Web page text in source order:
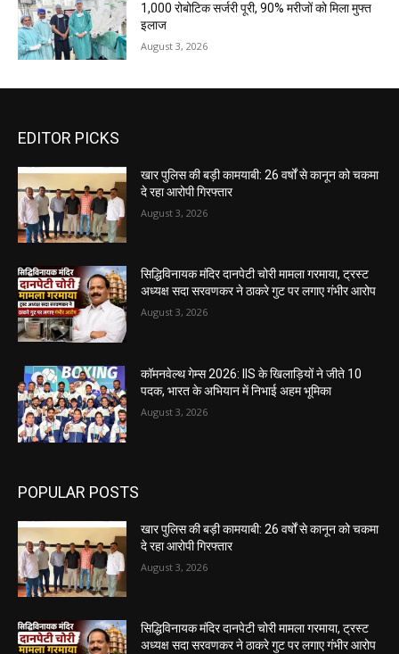
1,000 रोबोटिक सर्जरी पूरी, 90% मरीजों को मिला मुफ्त
इलाज
August 3, 2026
EDITOR PICKS
खार पुलिस की बड़ी कामयाबी: 26 वर्षों से कानून को चकमा
दे रहा आरोपी गिरफ्तार
August 3, 2026
सिद्धिविनायक मंदिर दानपेटी चोरी मामला गरमाया, ट्रस्ट
अध्यक्ष सदा सरवणकर ने ठाकरे गुट पर लगाए गंभीर आरोप
August 3, 2026
कॉमनवेल्थ गेम्स 2026: IIS के खिलाड़ियों ने जीते 10
पदक, भारत के अभियान में निभाई अहम भूमिका
August 3, 2026
POPULAR POSTS
खार पुलिस की बड़ी कामयाबी: 26 वर्षों से कानून को चकमा
दे रहा आरोपी गिरफ्तार
August 3, 2026
सिद्धिविनायक मंदिर दानपेटी चोरी मामला गरमाया, ट्रस्ट
अध्यक्ष सदा सरवणकर ने ठाकरे गुट पर लगाए गंभीर आरोप